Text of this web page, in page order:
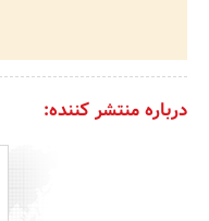
درباره منتشر کننده: